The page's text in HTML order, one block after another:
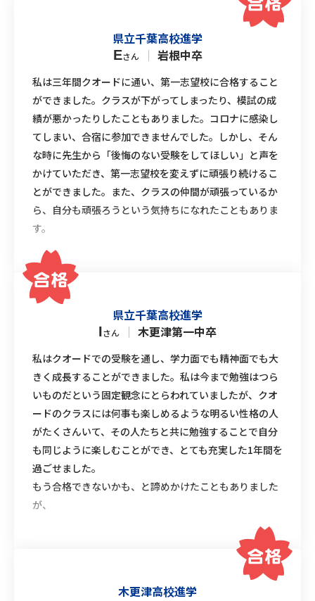
県立千葉高校進学
Eさん ｜ 岩根中卒
私は三年間クオードに通い、第一志望校に合格すること
ができました。クラスが下がってしまったり、模試の成
績が悪かったりしたこともありました。コロナに感染し
てしまい、合宿に参加できませんでした。しかし、そん
な時に先生から「後悔のない受験をしてほしい」と声を
かけていただき、第一志望校を変えずに頑張り続けるこ
とができました。また、クラスの仲間が頑張っているか
ら、自分も頑張ろうという気持ちになれたこともありま
す。
県立千葉高校進学
Iさん ｜ 木更津第一中卒
私はクオードでの受験を通し、学力面でも精神面でも大
きく成長することができました。私は今まで勉強はつら
いものだという固定観念にとらわれていましたが、クオ
ードのクラスには何事も楽しめるような明るい性格の人
がたくさんいて、その人たちと共に勉強することで自分
も同じように楽しむことができ、とても充実した1年間を
過ごせました。
もう合格できないかも、と諦めかけたこともありました
が、
木更津高校進学